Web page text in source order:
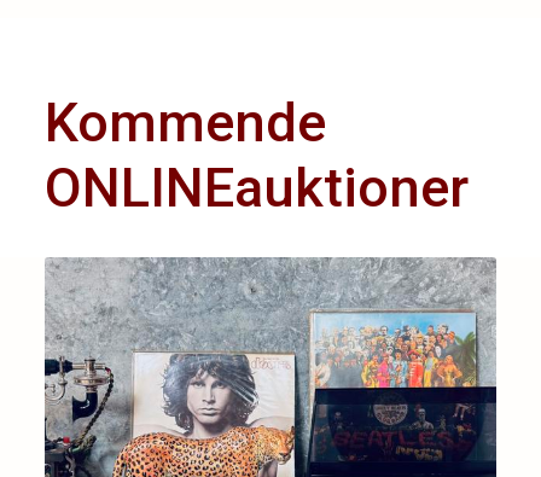
Kommende
ONLINEauktioner